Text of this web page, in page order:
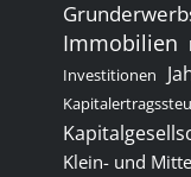
Immobilien
Investitionen
Klein- und